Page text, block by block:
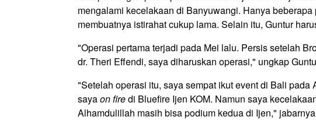
mengalami kecelakaan di Banyuwangi. Hanya
membuatnya istirahat cukup lama. Selain itu, Guntur
"Operasi pertama terjadi pada Mei lalu. Persis setelah
dr. Theri Effendi, saya diharuskan operasi," ungkap
"Setelah operasi itu, saya sempat ikut event di Bali
sayaon firedi Bluefire Ijen KOM. Namun saya
Alhamdulillah masih bisa podium kedua di Ijen,"